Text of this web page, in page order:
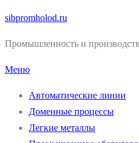
Перейти
содержимому
sibpromholod.ru
Промышленность и
Меню
Автоматические линии
Доменные процессы
Легкие металлы